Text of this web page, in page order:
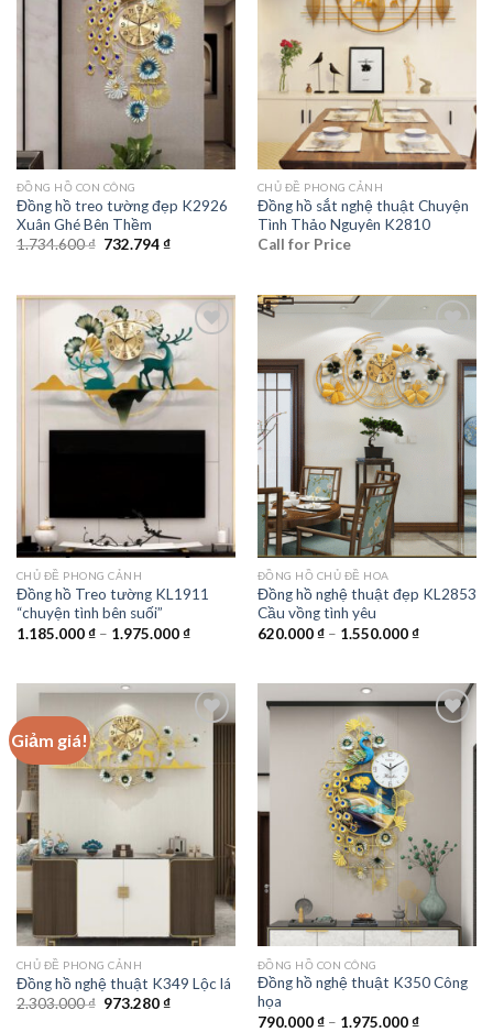
wishlist
ĐỒNG HỒ CON CÔNG
Đồng hồ treo tường đẹp K2926
Xuân Ghé Bên Thềm
1.734.600₫ Giá
732.794₫Giá
732.794 ₫.
wishlist
CHỦ ĐỀ PHONG CẢNH
Đồng hồ sắt nghệ thuật Chuyện
Tình Thảo Nguyên K2810
Call for Price
Add to
wishlist
CHỦ ĐỀ PHONG CẢNH
Đồng hồ Treo tường KL1911
“chuyện tình bên suối”
1.185.000₫ – 1.975.000₫Khoảng
đến
1.975.000 ₫
Add to
wishlist
ĐỒNG HỒ CHỦ ĐỀ HOA
Đồng hồ nghệ thuật đẹp KL2853
Cầu vồng tình yêu
620.000₫ – 1.550.000₫Khoảng
đến
1.550.000
Giảm giá!
Add to
CHỦ ĐỀ PHONG CẢNH
Đồng hồ nghệ thuật K349 Lộc lá
2.303.000₫ Giá
973.280₫Giá
ĐỒNG HỒ CON CÔNG
Đồng hồ nghệ thuật K350 Công
họa
790.000₫ – 1.975.000₫Khoảng